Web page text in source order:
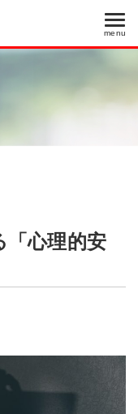
menu
menu
「心理的安